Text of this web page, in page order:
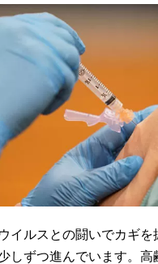
イルスとの闘いでカギを
しずつ進んでいます。